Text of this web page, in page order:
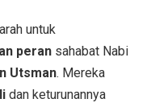
untuk
peran sahabat Nabi
Utsman. Mereka
dan keturunannya